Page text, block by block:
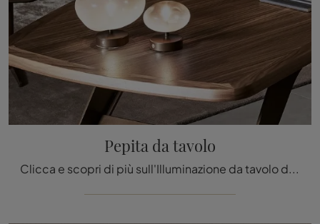
Pepita da tavolo
Clicca e scopri di più sull'Illuminazione da tavolo design di Bonaldo: il modello Pepita da tavolo in vetro ti sta aspettando!